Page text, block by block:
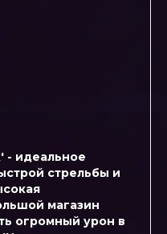
- идеальное
стрельбы и
магазин
огромный урон в